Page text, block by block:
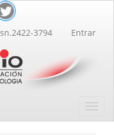
3794 Entrar